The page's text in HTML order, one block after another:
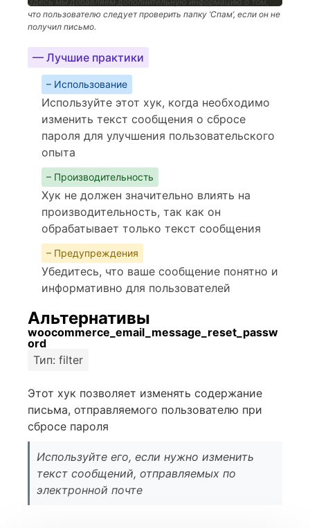
что пользователю следует проверить папку ‘Спам’, если он не
получил письмо.
— Лучшие практики
– Использование
Используйте этот хук, когда необходимо
изменить текст сообщения о сбросе
пароля для улучшения пользовательского
опыта
– Производительность
Хук не должен значительно влиять на
производительность, так как он
обрабатывает только текст сообщения
– Предупреждения
Убедитесь, что ваше сообщение понятно и
информативно для пользователей
Альтернативы
woocommerce_email_message_reset_passw
ord
Тип: filter
Этот хук позволяет изменять содержание
письма, отправляемого пользователю при
сбросе пароля
Используйте его, если нужно изменить
текст сообщений, отправляемых по
электронной почте